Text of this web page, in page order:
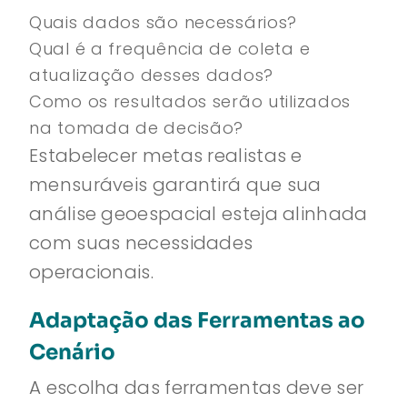
Quais dados são necessários?
Qual é a frequência de coleta e
atualização desses dados?
Como os resultados serão utilizados
na tomada de decisão?
Estabelecer metas realistas e
mensuráveis garantirá que sua
análise geoespacial esteja alinhada
com suas necessidades
operacionais.
Adaptação das Ferramentas ao
Cenário
A escolha das ferramentas deve ser